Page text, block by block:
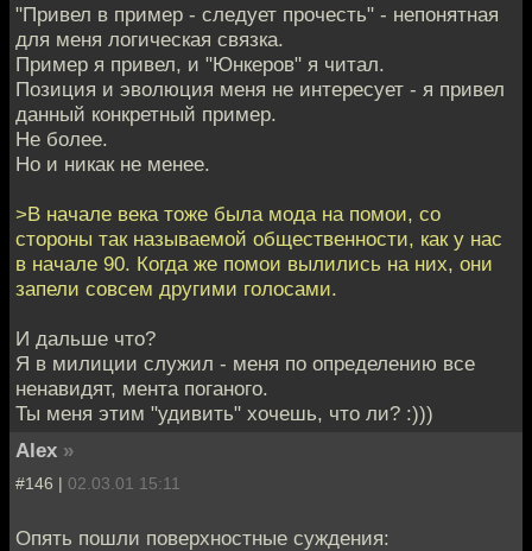
"Привел в пример - следует прочесть" - непонятная
для меня логическая связка.
Пример я привел, и "Юнкеров" я читал.
Позиция и эволюция меня не интересует - я привел
данный конкретный пример.
Не более.
Но и никак не менее.
>В начале века тоже была мода на помои, со
стороны так называемой общественности, как у нас
в начале 90. Когда же помои вылились на них, они
запели совсем другими голосами.
И дальше что?
Я в милиции служил - меня по определению все
ненавидят, мента поганого.
Ты меня этим "удивить" хочешь, что ли? :)))
Alex »
#146 | 02.03.01 15:11
Опять пошли поверхностные суждения: